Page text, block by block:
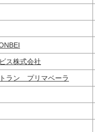
ス株式会社
ラン プリマベーラ